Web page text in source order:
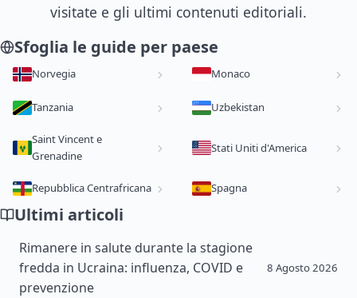
visitate e gli ultimi contenuti editoriali.
Sfoglia le guide per paese
Norvegia Monaco
Tanzania Uzbekistan
Saint Vincent e
Grenadine
Stati Uniti d'America
Repubblica Centrafricana Spagna
Ultimi articoli
Rimanere in salute durante la stagione
fredda in Ucraina: influenza, COVID e
prevenzione
8 Agosto 2026